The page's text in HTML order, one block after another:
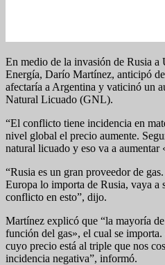
En medio de la invasión de Rusia a
Energía, Darío Martínez, anticipó
afectaría a Argentina y vaticinó un
Natural Licuado (GNL).
“El conflicto tiene incidencia en
nivel global el precio aumente.
natural licuado y eso va a
“Rusia es un gran proveedor de
Europa lo importa de Rusia, vaya a
conflicto en esto”, dijo.
Martínez explicó que “la mayoría
función del gas», el cual se
cuyo precio está al triple que nos
incidencia negativa”, informó.